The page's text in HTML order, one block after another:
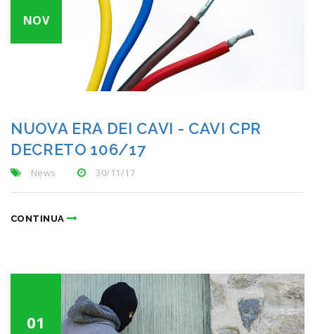
NOV
NUOVA ERA DEI CAVI - CAVI CPR
DECRETO 106/17
News 30/11/17
CONTINUA
01